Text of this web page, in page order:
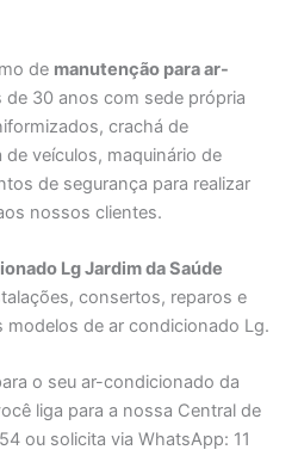
de manutenção para ar-
de 30 anos com sede própria
crachá de
veículos, maquinário de
de segurança para realizar
nossos clientes.
Lg Jardim da Saúde
consertos, reparos e
de ar condicionado Lg.
o seu ar-condicionado da
liga para a nossa Central de
ou solicita via WhatsApp: 11